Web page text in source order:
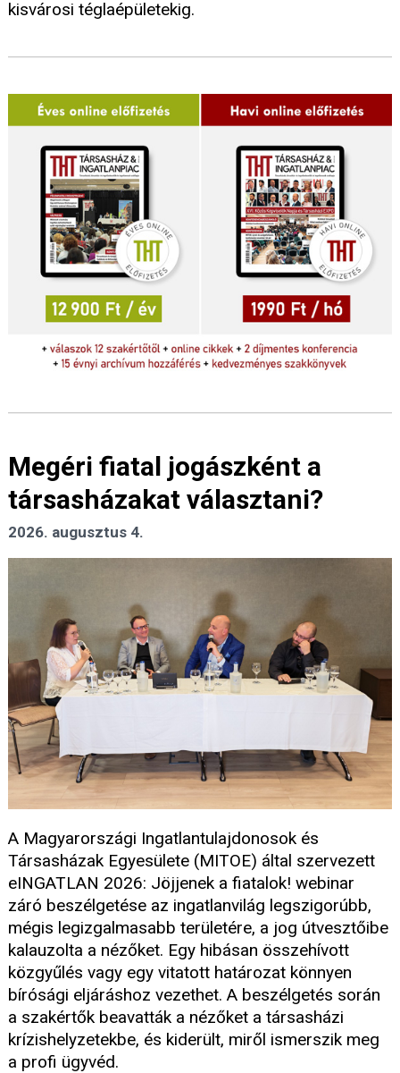
kisvárosi téglaépületekig.
Megéri fiatal jogászként a
társasházakat választani?
2026. augusztus 4.
A Magyarországi Ingatlantulajdonosok és
Társasházak Egyesülete (MITOE) által szervezett
eINGATLAN 2026: Jöjjenek a fiatalok! webinar
záró beszélgetése az ingatlanvilág legszigorúbb,
mégis legizgalmasabb területére, a jog útvesztőibe
kalauzolta a nézőket. Egy hibásan összehívott
közgyűlés vagy egy vitatott határozat könnyen
bírósági eljáráshoz vezethet. A beszélgetés során
a szakértők beavatták a nézőket a társasházi
krízishelyzetekbe, és kiderült, miről ismerszik meg
a profi ügyvéd.